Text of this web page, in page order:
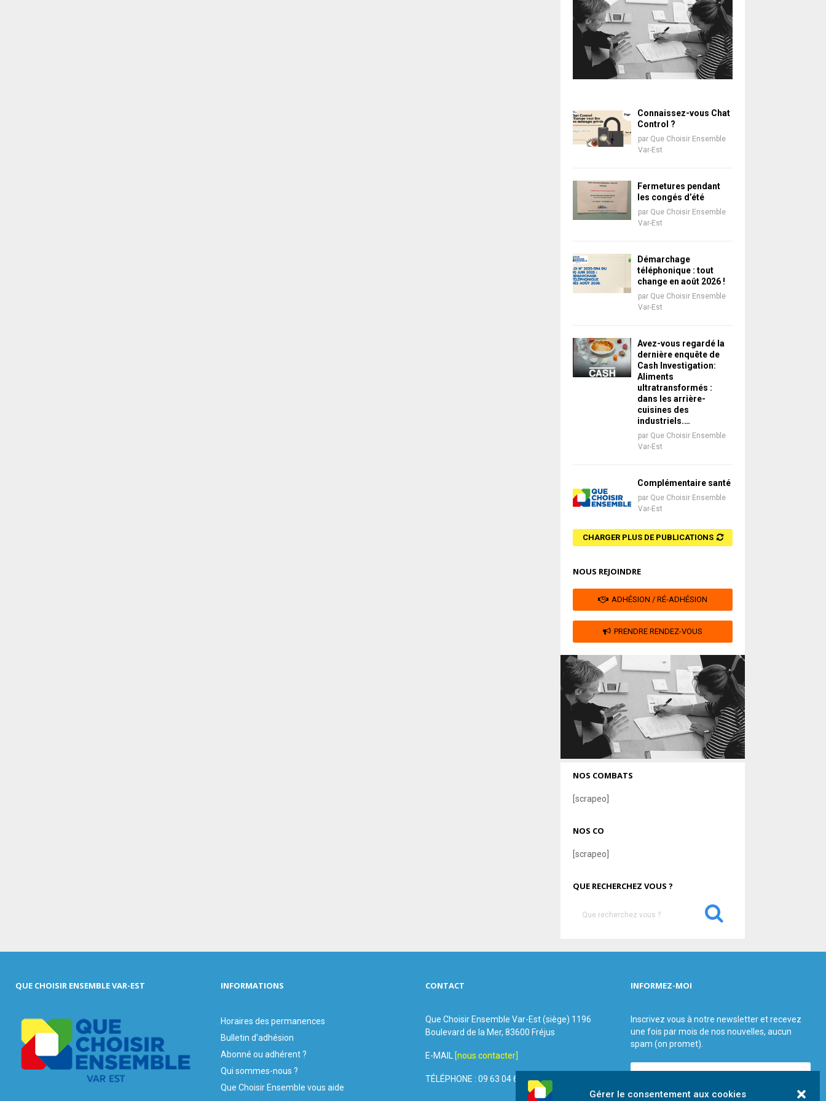
Gérer le consentement aux cookies
Connaissez-vous Chat
Control ?
par Que Choisir Ensemble
Var-Est
Fermetures pendant
les congés d’été
par Que Choisir Ensemble
Var-Est
Démarchage
téléphonique : tout
change en août 2026 !
par Que Choisir Ensemble
Var-Est
Avez-vous regardé la
dernière enquête de
Cash Investigation:
Aliments
ultratransformés :
dans les arrière-
cuisines des
industriels.…
par Que Choisir Ensemble
Var-Est
Complémentaire santé
par Que Choisir Ensemble
Var-Est
CHARGER PLUS DE PUBLICATIONS
NOUS REJOINDRE
ADHÉSION / RÉ-ADHÉSION
PRENDRE RENDEZ-VOUS
NOS COMBATS
[scrapeo]
NOS CO
[scrapeo]
QUE RECHERCHEZ VOUS ?
:
R
H
QUE CHOISIR ENSEMBLE VAR-EST INFORMATIONS
Horaires des permanences
Bulletin d'adhésion
Abonné ou adhérent ?
Qui sommes-nous ?
Que Choisir Ensemble vous aide
CONTACT
Que Choisir Ensemble Var-Est (siège) 1196
Boulevard de la Mer, 83600 Fréjus
E-MAIL [nous contacter]
TÉLÉPHONE : 09 63 04 60 44
INFORMEZ-MOI
Inscrivez vous à notre newsletter et recevez
une fois par mois de nos nouvelles, aucun
spam (on promet).